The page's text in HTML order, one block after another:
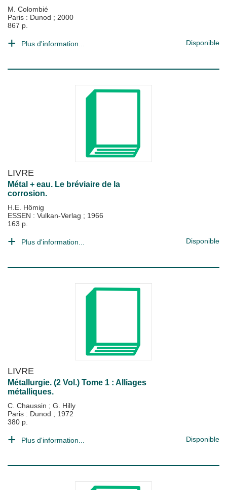
M. Colombié
Paris : Dunod ; 2000
867 p.
Plus d'information... Disponible
LIVRE
Métal + eau. Le bréviaire de la
corrosion.
H.E. Hömig
ESSEN : Vulkan-Verlag ; 1966
163 p.
Plus d'information... Disponible
LIVRE
Métallurgie. (2 Vol.) Tome 1 : Alliages
métalliques.
C. Chaussin ; G. Hilly
Paris : Dunod ; 1972
380 p.
Plus d'information... Disponible